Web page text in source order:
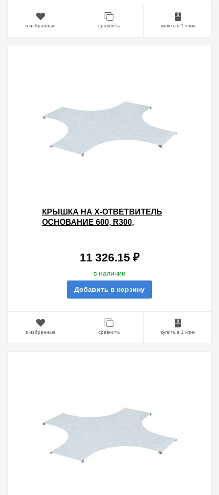
в избранные сравнить купить в 1 клик
КРЫШКА НА X-ОТВЕТВИТЕЛЬ
ОСНОВАНИЕ 600, R300,
11 326.15 ₽
в наличии
Добавить в корзину
в избранные сравнить купить в 1 клик